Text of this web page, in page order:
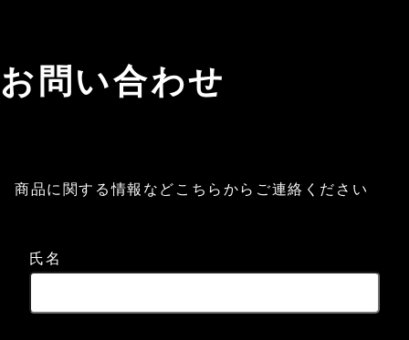
お問い合わせ
商品に関する情報などこちらからご連絡ください
氏名